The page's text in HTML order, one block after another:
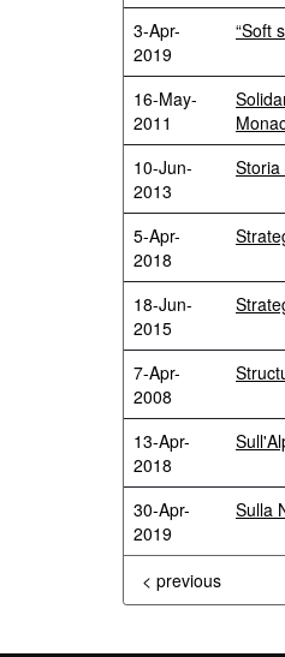
3-Apr-
2019
“Soft
16-May-
2011
10-Jun-
2013
5-Apr-
2018
18-Jun-
2015
7-Apr-
2008
13-Apr-
2018
30-Apr-
2019
Sulla
< previous